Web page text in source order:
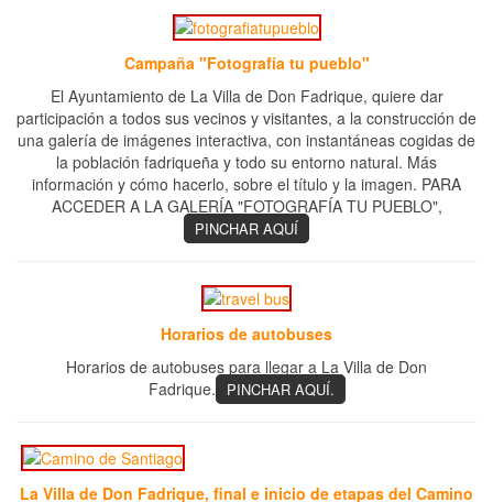
Campaña "Fotografía tu pueblo"
El Ayuntamiento de La Villa de Don Fadrique, quiere dar
participación a todos sus vecinos y visitantes, a la construcción de
una galería de imágenes interactiva, con instantáneas cogidas de
la población fadriqueña y todo su entorno natural. Más
información y cómo hacerlo, sobre el título y la imagen. PARA
ACCEDER A LA GALERÍA "FOTOGRAFÍA TU PUEBLO",
PINCHAR AQUÍ
Horarios de autobuses
Horarios de autobuses para llegar a La Villa de Don
Fadrique.
PINCHAR AQUÍ.
La Villa de Don Fadrique, final e inicio de etapas del Camino